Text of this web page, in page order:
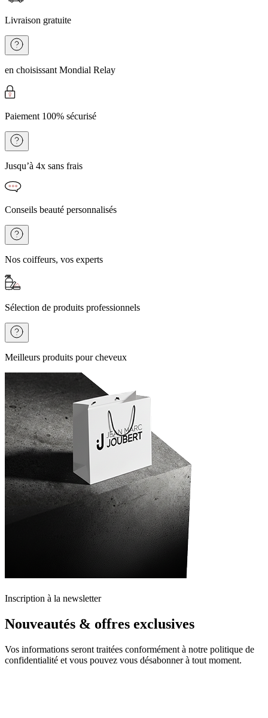
Livraison gratuite
en choisissant Mondial Relay
Paiement 100% sécurisé
Jusqu’à 4x sans frais
Conseils beauté personnalisés
Nos coiffeurs, vos experts
Sélection de produits professionnels
Meilleurs produits pour cheveux
Inscription à la newsletter
Nouveautés & offres exclusives
Vos informations seront traitées conformément à notre politique de
confidentialité et vous pouvez vous désabonner à tout moment.